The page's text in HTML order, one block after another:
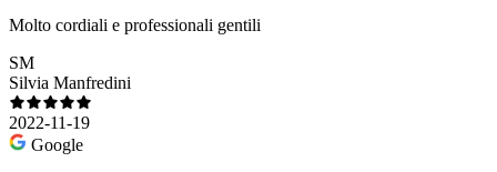
Molto cordiali e professionali gentili
SM
Silvia Manfredini
2022-11-19
Google